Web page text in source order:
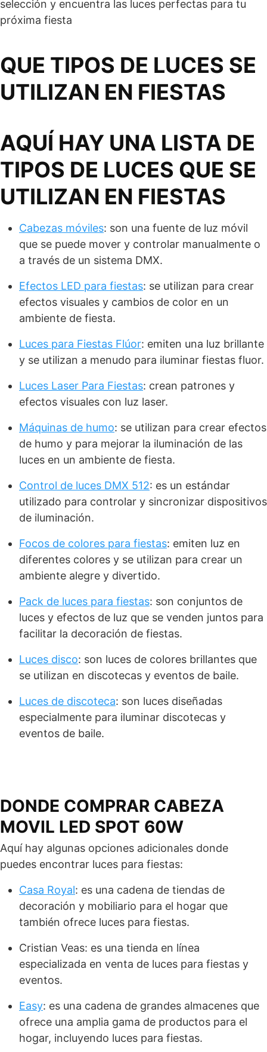
selección y encuentra las luces perfectas para tu
próxima fiesta
QUE TIPOS DE LUCES SE
UTILIZAN EN FIESTAS
AQUÍ HAY UNA LISTA DE
TIPOS DE LUCES QUE SE
UTILIZAN EN FIESTAS
Cabezas móviles: son una fuente de luz móvil
que se puede mover y controlar manualmente o
a través de un sistema DMX.
Efectos LED para fiestas: se utilizan para crear
efectos visuales y cambios de color en un
ambiente de fiesta.
Luces para Fiestas Flúor: emiten una luz brillante
y se utilizan a menudo para iluminar fiestas fluor.
Luces Laser Para Fiestas: crean patrones y
efectos visuales con luz laser.
Máquinas de humo: se utilizan para crear efectos
de humo y para mejorar la iluminación de las
luces en un ambiente de fiesta.
Control de luces DMX 512: es un estándar
utilizado para controlar y sincronizar dispositivos
de iluminación.
Focos de colores para fiestas: emiten luz en
diferentes colores y se utilizan para crear un
ambiente alegre y divertido.
Pack de luces para fiestas: son conjuntos de
luces y efectos de luz que se venden juntos para
facilitar la decoración de fiestas.
Luces disco: son luces de colores brillantes que
se utilizan en discotecas y eventos de baile.
Luces de discoteca: son luces diseñadas
especialmente para iluminar discotecas y
eventos de baile.
DONDE COMPRAR CABEZA
MOVIL LED SPOT 60W
Aquí hay algunas opciones adicionales donde
puedes encontrar luces para fiestas:
Casa Royal: es una cadena de tiendas de
decoración y mobiliario para el hogar que
también ofrece luces para fiestas.
Cristian Veas: es una tienda en línea
especializada en venta de luces para fiestas y
eventos.
Easy: es una cadena de grandes almacenes que
ofrece una amplia gama de productos para el
hogar, incluyendo luces para fiestas.